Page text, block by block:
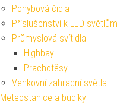
Pohybová čidla
Příslušenství k LED světlům
Průmyslová svítidla
Highbay
Prachotěsy
Venkovní zahradní světla
Meteostanice a budíky